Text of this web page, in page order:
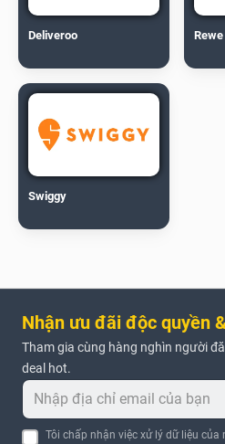
Deliveroo Rewe
Swiggy
Nhận ưu đãi độc quyền
Tham gia cùng hàng nghìn người
deal hot.
Tôi chấp nhận việc xử lý dữ liệu